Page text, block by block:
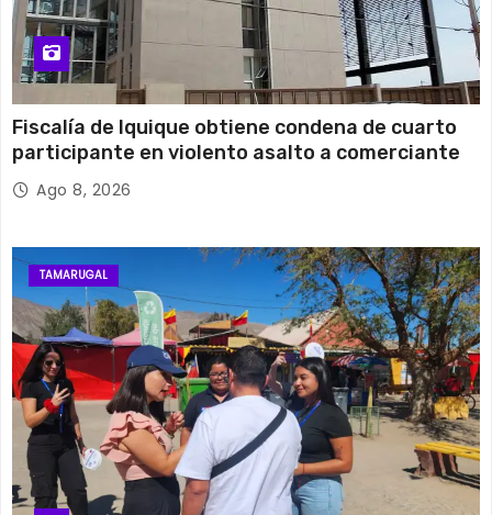
Fiscalía de Iquique obtiene condena de cuarto
participante en violento asalto a comerciante
Ago 8, 2026
TAMARUGAL